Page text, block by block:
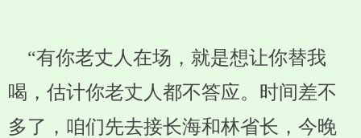
“有你老丈人在场，就是想让你替我
喝，估计你老丈人都不答应。时间差不
多了，咱们先去接长海和林省长，今晚